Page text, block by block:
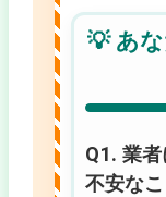
💡 あ
Q1. 業
不安な